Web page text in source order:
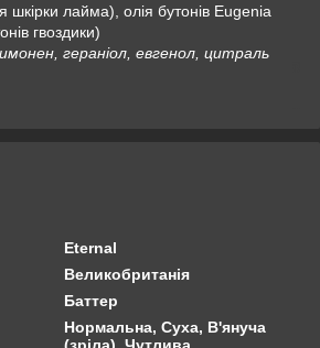
шкірки лайма), олія бутонів Eugenia
гвоздики)
гераніол, евгенол, цитраль
Eternal
Великобританія
Баттер
Нормальна, Суха, В'януча
(зріла), Чутлива